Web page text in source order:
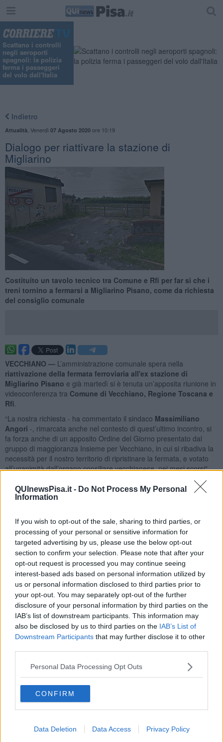
QUInewsPisa.it - Do Not Process My Personal
Information
If you wish to opt-out of the sale, sharing to third parties, or
processing of your personal or sensitive information for
targeted advertising by us, please use the below opt-out
section to confirm your selection. Please note that after your
opt-out request is processed you may continue seeing
interest-based ads based on personal information utilized by
us or personal information disclosed to third parties prior to
your opt-out. You may separately opt-out of the further
disclosure of your personal information by third parties on the
IAB’s list of downstream participants. This information may
also be disclosed by us to third parties on the IAB’s List of
Downstream Participants that may further disclose it to other
Personal Data Processing Opt Outs
CONFIRM
Data Deletion Data Access Privacy Policy
Scattano i controlli
negli aeroporti
spagnoli: la polizia
ferma i passeggeri
del volo dall'Italia
Indietro
Attualità Venerdì 07 Agosto 2020ore 10:19
Dialogo per riattivare la stazione di
Migliarino
Costituito un tavolo tecnico tra Comune e Rfi per far sì che i
treni tornino a fermarsi a Migliarino Pisano, come da richiesta
del consiglio comunale
VECCHIANO — L’amministrazione comunale spera nella
riattivazione della fermata ferroviaria all'ex stazione di
Migliarino Pisano e già martedì si è tenuta un’apposita riunione in
videoconferenza tra Comune di Vecchiano, Regione Toscana e
Rfi
“La nostra richiesta - ha commentato il sindaco Massimiliano
Angori -, rimarcata anche nel contesto di quest’ultimo incontro, si
fa forza anche di un apposito Ordine del Giorno presentato dal
gruppo di maggioranza Insieme per Vecchiano, in cui si ribadiva la
necessità per il nostro territorio di ripristinare la fermata, e votato
all’unanimità dall’organo consiliare vecchianese, nei mesi scorsi".
- ha aggiunto il primo cittadino -, e tuttavia ha unacollocazione
geografica strategica, dal punto di vista turistico, e non solo; per
questo la riattivazione della fermata ferroviaria rappresenta
un'importantissima opportunità per il nostro territorio. Chiaramente,
dal punto di vista turistico, vista la nostra collocazione nel Parco di
Migliarino San Rossore Massaciuccoli e la nostra vicinanza alla
Versilia, a Pisa, Lucca e Firenze, la linea ferroviaria consentirebbe
ai villeggianti di raggiungere agilmente, durante il loro soggiorno,
anche altre zone limitrofe, arricchendo il loro periodo di vacanza e
la loro esperienza del nostro territorio locale".
"Allo stesso modo, lo stesso nostro territorio - ha concluso Angori -,
litorale compreso, diverrebbe sempre più appetibile se
momento che è possibile, attraverso il treno, portare anche la
propria bicicletta, mezzo a sua volta particolarmente adatto per
muoversi a livello locale. In questo modo andremo così anche a
promuovere, incrementandolo, un cicloturismo di forte valenza
ambientale, con l'obiettivo di andare anche a creare le giuste
nostra richiesta, infine, nasce anche da una sentita e perseguita